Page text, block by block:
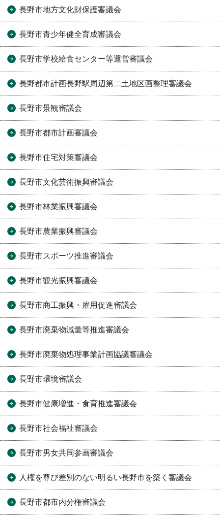
長野市地方文化財保護審議会
長野市青少年健全育成審議会
長野市学校給食センター等運営審議会
長野都市計画長野駅周辺第二土地区画整理審議会
長野市景観審議会
長野市都市計画審議会
長野市住宅対策審議会
長野市文化芸術振興審議会
長野市林業振興審議会
長野市農業振興審議会
長野市スポーツ推進審議会
長野市観光振興審議会
長野市商工振興・雇用促進審議会
長野市廃棄物減量等推進審議会
長野市廃棄物処理事業計画協議審議会
長野市環境審議会
長野市健康増進・食育推進審議会
長野市社会福祉審議会
長野市男女共同参画審議会
人権を尊び差別のない明るい長野市を築く審議会
長野市都市内分権審議会